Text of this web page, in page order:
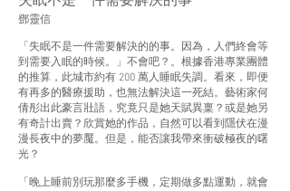
鄧靈信
「失眠不是一件需要解決的的事。因為，人們終會等
到需要入眠的時候。」不會吧？。根據香港專業團體
的推算，此城市約有 200 萬人睡眠失調。看來，即便
有再多的醫療援助，也無法解決這一死結。藝術家何
倩彤出此豪言壯語，究竟只是她天賦異稟？或是她另
有奇計出賣？欣賞她的作品，自然可以看到隱伏在漫
漫長夜中的夢魘。但是，能否讓我帶來衝破極夜的曙
光？
「晚上睡前別玩那麼多手機，定期做多點運動，就會